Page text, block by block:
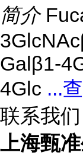
简介
Galβ1-
4Glc ...
联系我们
上海甄